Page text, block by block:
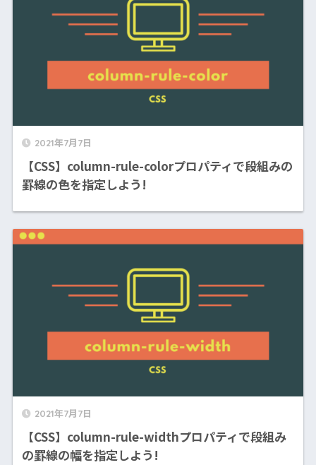
2021年7月7日
【CSS】column-rule-colorプロパティで段組みの
罫線の色を指定しよう!
2021年7月7日
【CSS】column-rule-widthプロパティで段組み
の罫線の幅を指定しよう!